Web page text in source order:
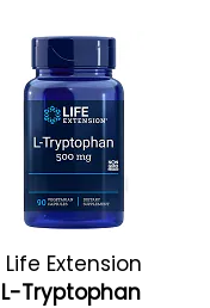
Life Extension
L-Tryptophan